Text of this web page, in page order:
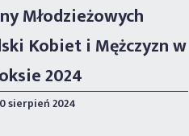
Młodzieżowych
Kobiet i Mężczyzn w
2024